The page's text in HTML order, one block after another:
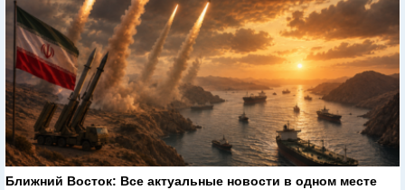
Ближний Восток: Все актуальные новости в одном месте